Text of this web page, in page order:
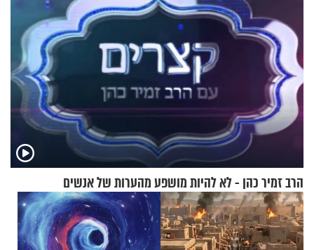
הרב זמיר כהן - לא להיות מושפע מהערות של אנשים